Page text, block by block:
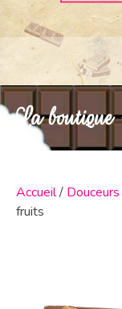
La
Accueil/
fruits